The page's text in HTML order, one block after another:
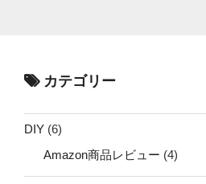
カテゴリー
DIY (6)
Amazon商品レビュー (4)